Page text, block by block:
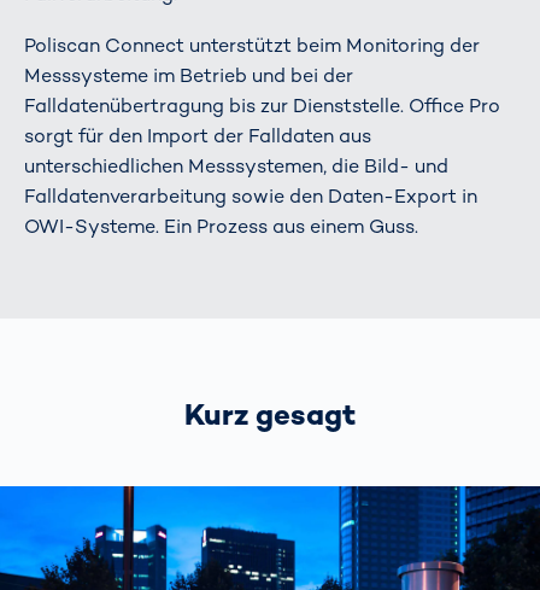
Poliscan Connect unterstützt beim Monitoring der
Messsysteme im Betrieb und bei der
Falldatenübertragung bis zur Dienststelle. Office Pro
sorgt für den Import der Falldaten aus
unterschiedlichen Messsystemen, die Bild- und
Falldatenverarbeitung sowie den Daten-Export in
OWI-Systeme. Ein Prozess aus einem Guss.
Kurz gesagt